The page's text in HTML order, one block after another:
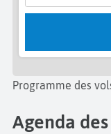
Programme des
Agenda